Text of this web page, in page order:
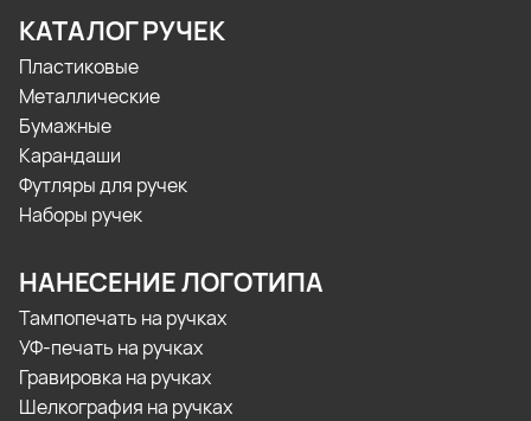
КАТАЛОГ РУЧЕК
Пластиковые
Металлические
Бумажные
Карандаши
Футляры для ручек
Наборы ручек
НАНЕСЕНИЕ ЛОГОТИПА
Тампопечать на ручках
УФ-печать на ручках
Гравировка на ручках
Шелкография на ручках